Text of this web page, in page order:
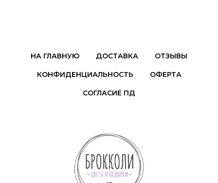
НА ГЛАВНУЮ ДОСТАВКА ОТЗЫВЫ
КОНФИДЕНЦИАЛЬНОСТЬ ОФЕРТА
СОГЛАСИЕ ПД